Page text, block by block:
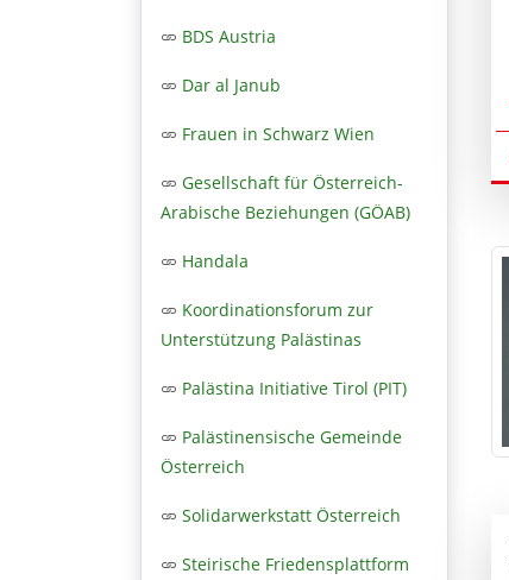
BDS Austria
Dar al Janub
Frauen in Schwarz Wien
Gesellschaft für Österreich-
Arabische Beziehungen (GÖAB)
Handala
Koordinationsforum zur
Unterstützung Palästinas
Palästina Initiative Tirol (PIT)
Palästinensische Gemeinde
Österreich
Solidarwerkstatt Österreich
Steirische Friedensplattform